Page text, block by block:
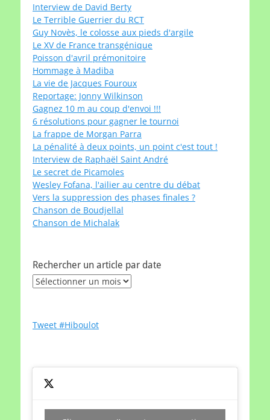
Interview de David Berty
Le Terrible Guerrier du RCT
Guy Novès, le colosse aux pieds d'argile
Le XV de France transgénique
Poisson d'avril prémonitoire
Hommage à Madiba
La vie de Jacques Fouroux
Reportage: Jonny Wilkinson
Gagnez 10 m au coup d'envoi !!!
6 résolutions pour gagner le tournoi
La frappe de Morgan Parra
La pénalité à deux points, un point c'est tout !
Interview de Raphaël Saint André
Le secret de Picamoles
Wesley Fofana, l'ailier au centre du débat
Vers la suppression des phases finales ?
Chanson de Boudjellal
Chanson de Michalak
Rechercher un article par date
Rechercher
date
Tweet #Hiboulot